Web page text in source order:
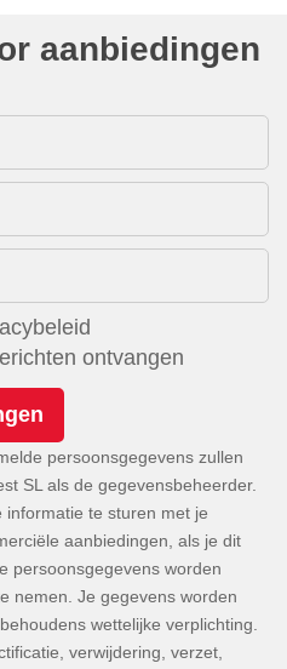
aanbiedingen
ontvangen
persoonsgegevens zullen
SL als de gegevensbeheerder.
te sturen met je
aanbiedingen, als je dit
persoonsgegevens worden
nemen. Je gegevens worden
wettelijke verplichting.
verwijdering, verzet,